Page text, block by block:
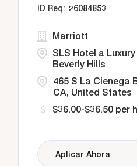
26084853
465 S La Cienega
CA, United States
Marriott
SLS Hotel a
Beverly Hills
$36.00-$36.50 per
Aplicar Ahora